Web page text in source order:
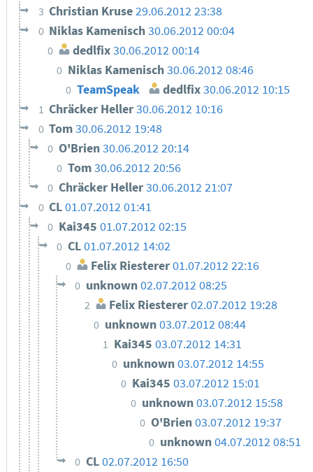
3 Christian Kruse29.06.2012 23:38
0 Niklas Kamenisch30.06.2012 00:04
0 dedlfix 30.06.2012 00:14
0 Niklas Kamenisch30.06.2012 08:46
0 TeamSpeak dedlfix30.06.2012 10:15
1 Chräcker Heller30.06.2012 10:16
0 Tom30.06.2012 19:48
0 O'Brien30.06.2012 20:14
0 Tom30.06.2012 20:56
0 Chräcker Heller30.06.2012 21:07
0 CL01.07.2012 01:41
0 Kai345 01.07.2012 02:15
0 CL01.07.2012 14:02
0 Felix Riesterer01.07.2012 22:16
0 unknown02.07.2012 08:25
2 Felix Riesterer02.07.2012 19:28
0 unknown03.07.2012 08:44
1 Kai345 03.07.2012 14:31
0 unknown03.07.2012 14:55
0 Kai34503.07.2012 15:01
0 unknown03.07.2012 15:58
0 O'Brien03.07.2012 19:37
0 unknown04.07.2012 08:51
0 CL02.07.2012 16:50